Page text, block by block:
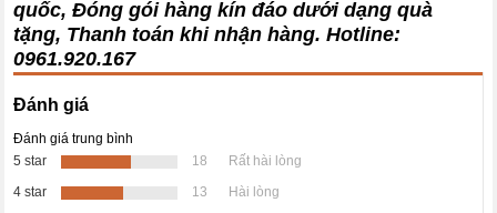
quốc, Đóng gói hàng kín đáo dưới dạng quà
tặng, Thanh toán khi nhận hàng. Hotline:
0961.920.167
Đánh giá
Đánh giá trung bình
5 star
18
Rất hài lòng
4 star
13
Hài lòng